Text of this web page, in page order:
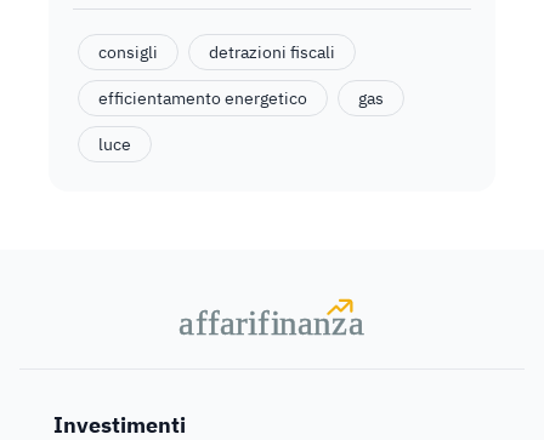
consigli detrazioni fiscali
efficientamento energetico gas
luce
affarifinanza
affarifinanza
Investimenti